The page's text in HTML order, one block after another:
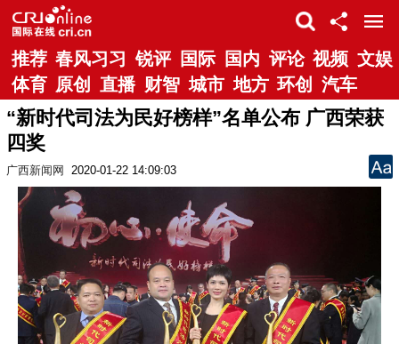
推荐 春风习习 锐评 国际 国内 评论 视频 文娱
体育 原创 直播 财智 城市 地方 环创 汽车
“新时代司法为民好榜样”名单公布 广西荣获
四奖
广西新闻网 2020-01-22 14:09:03